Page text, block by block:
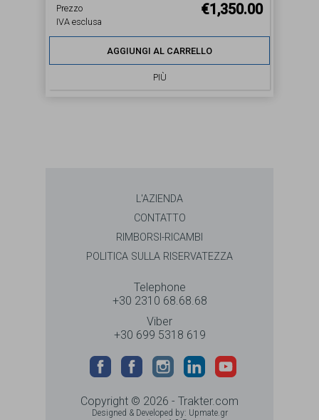
Prezzo
IVA esclusa
€1,350.00
AGGIUNGI AL CARRELLO
PIÙ
L'AZIENDA
CONTATTO
RIMBORSI-RICAMBI
POLITICA SULLA RISERVATEZZA
Telephone
+30 2310 68.68.68
Viber
+30 699 5318 619
Copyright © 2026 - Trakter.com
Designed & Developed by: Upmate.gr